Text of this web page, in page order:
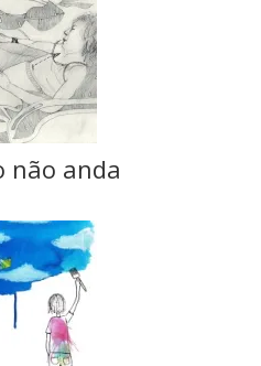
não anda